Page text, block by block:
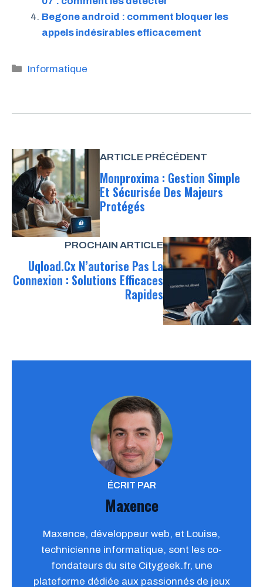
Begone android : comment bloquer les
appels indésirables efficacement
Catégories
Informatique
ARTICLE PRÉCÉDENT
Monproxima : Gestion Simple
Et Sécurisée Des Majeurs
Protégés
PROCHAIN ARTICLE
Uqload.cx N’autorise Pas La
Connexion : Solutions Efficaces
Rapides
ÉCRIT PAR
Maxence
Maxence, développeur web, et Louise,
technicienne informatique, sont les co-
fondateurs du site Citygeek.fr, une
plateforme dédiée aux passionnés de jeux